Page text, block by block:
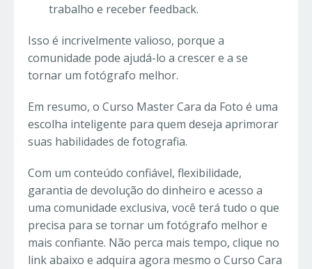
trabalho e receber feedback.
Isso é incrivelmente valioso, porque a
comunidade pode ajudá-lo a crescer e a se
tornar um fotógrafo melhor.
Em resumo, o Curso Master Cara da Foto é uma
escolha inteligente para quem deseja aprimorar
suas habilidades de fotografia.
Com um conteúdo confiável, flexibilidade,
garantia de devolução do dinheiro e acesso a
uma comunidade exclusiva, você terá tudo o que
precisa para se tornar um fotógrafo melhor e
mais confiante. Não perca mais tempo, clique no
link abaixo e adquira agora mesmo o Curso Cara